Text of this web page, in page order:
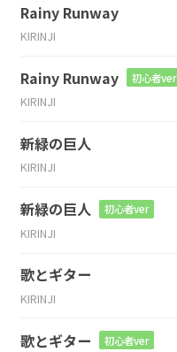
Rainy Runway
KIRINJI
Rainy Runway 初心者ver
KIRINJI
新緑の巨人
KIRINJI
新緑の巨人 初心者ver
KIRINJI
歌とギター
KIRINJI
歌とギター 初心者ver